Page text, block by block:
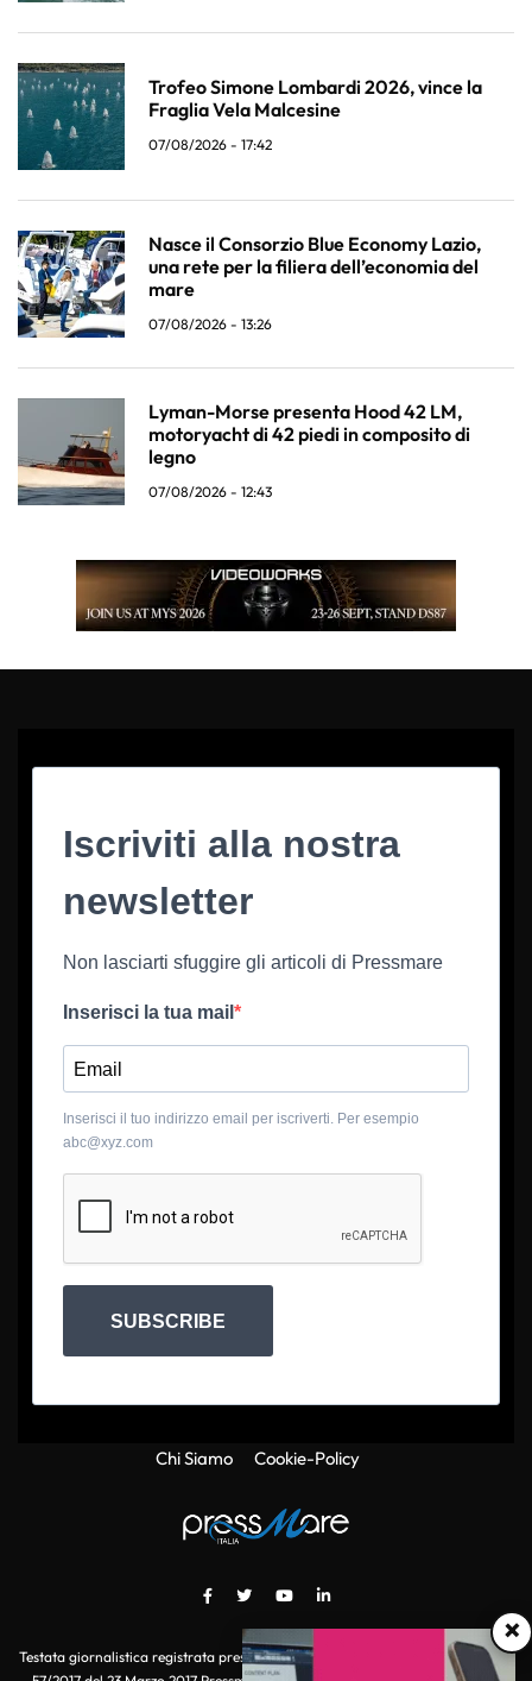
Trofeo Simone Lombardi 2026, vince la
Fraglia Vela Malcesine
07/08/2026 - 17:42
Nasce il Consorzio Blue Economy Lazio,
una rete per la filiera dell’economia del
mare
07/08/2026 - 13:26
Lyman-Morse presenta Hood 42 LM,
motoryacht di 42 piedi in composito di
legno
07/08/2026 - 12:43
×
Iscriviti alla nostra
newsletter
Non lasciarti sfuggire gli articoli di Pressmare
Inserisci la tua mail
Inserisci il tuo indirizzo email per iscriverti. Per esempio
abc@xyz.com
SUBSCRIBE
Chi Siamo Cookie-Policy
Testata giornalistica registrata presso il Tribunale di Roma con autorizzazione